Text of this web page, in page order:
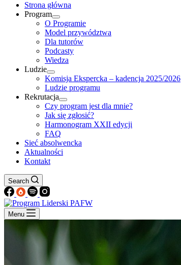
Strona główna
Program
O Programie
Model przywództwa
Dla tutorów
Podcasty
Wiedza
Ludzie
Komisja Ekspercka – kadencja 2025/2026
Ludzie programu
Rekrutacja
Czy program jest dla mnie?
Jak się zgłosić?
Harmonogram XXII edycji
FAQ
Sieć absolwencka
Aktualności
Kontakt
Search
Menu